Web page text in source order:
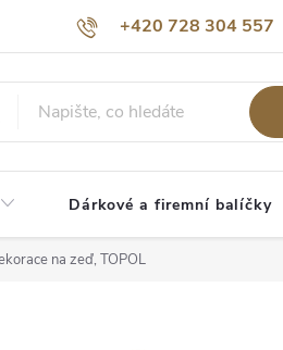
+420 728 304 557
údajů O nás
Dárkové a firemní balíčky
na zeď, TOPOL